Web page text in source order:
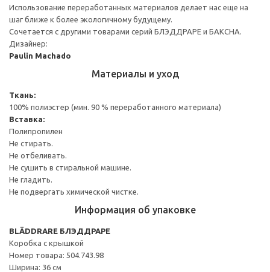
Использование переработанных материалов делает нас еще на
шаг ближе к более экологичному будущему.
Сочетается с другими товарами серий БЛЭДДРАРЕ и БАКСНА.
Дизайнер:
Paulin Machado
Материалы и уход
Ткань:
100% полиэстер (мин. 90 % переработанного материала)
Вставка:
Полипропилен
Не стирать.
Не отбеливать.
Не сушить в стиральной машине.
Не гладить.
Не подвергать химической чистке.
Информация об упаковке
BLÄDDRARE БЛЭДДРАРЕ
Коробка с крышкой
Номер товара: 504.743.98
Ширина: 36 см